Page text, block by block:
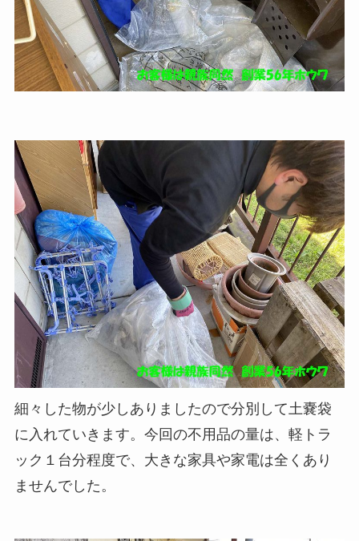
細々した物が少しありましたので分別して土嚢袋
に入れていきます。今回の不用品の量は、軽トラ
ック１台分程度で、大きな家具や家電は全くあり
ませんでした。